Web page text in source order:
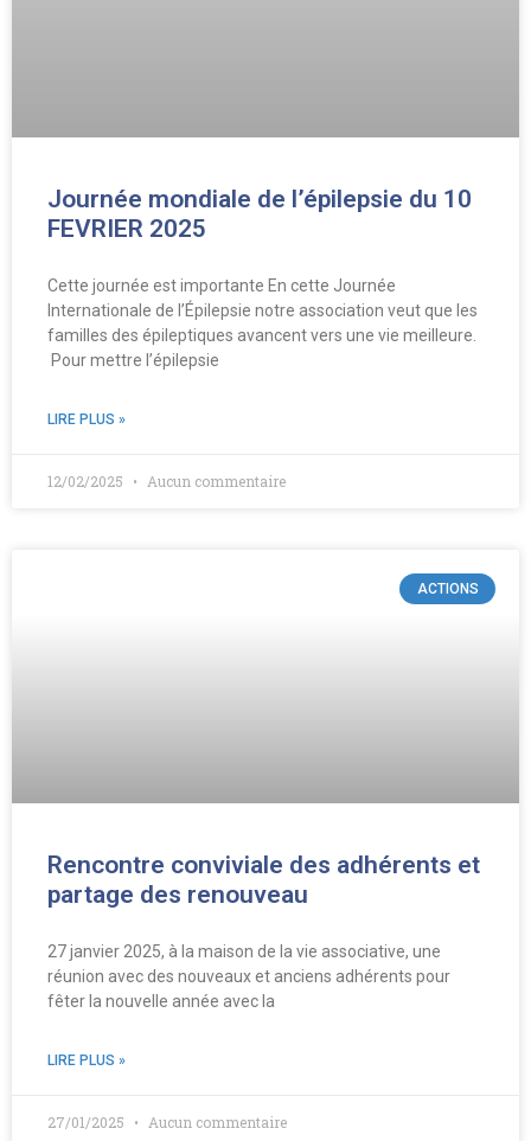
Journée mondiale de l’épilepsie du 10
FEVRIER 2025
Cette journée est importante En cette Journée
Internationale de l’Épilepsie notre association veut que les
familles des épileptiques avancent vers une vie meilleure.
Pour mettre l’épilepsie
LIRE PLUS »
12/02/2025 Aucun commentaire
ACTIONS
Rencontre conviviale des adhérents et
partage des renouveau
27 janvier 2025, à la maison de la vie associative, une
réunion avec des nouveaux et anciens adhérents pour
fêter la nouvelle année avec la
LIRE PLUS »
27/01/2025 Aucun commentaire